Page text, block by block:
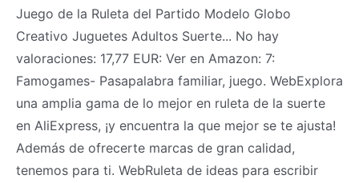
Juego de la Ruleta del Partido Modelo Globo
Creativo Juguetes Adultos Suerte... No hay
valoraciones: 17,77 EUR: Ver en Amazon: 7:
Famogames- Pasapalabra familiar, juego. WebExplora
una amplia gama de lo mejor en ruleta de la suerte
en AliExpress, ¡y encuentra la que mejor se te ajusta!
Además de ofrecerte marcas de gran calidad,
tenemos para ti. WebRuleta de ideas para escribir